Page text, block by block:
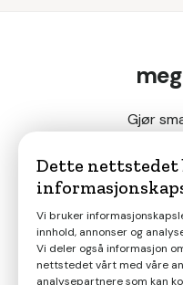
Gjør
Dette nettstedet
Vi bruker
innhold, annonser og
Vi deler også informasjon
nettstedet vårt med våre
analysepartnere som kan